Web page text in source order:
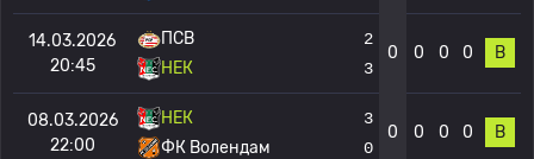
14.03.2026
20:45
ПСВ
НЕК
2
3
0 0 0 0 В
08.03.2026
22:00
НЕК
ФК Волендам
3
0
0 0 0 0 В